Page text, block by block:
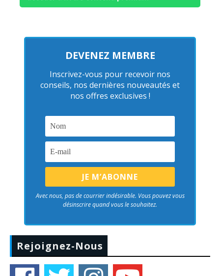
DEVENEZ MEMBRE
Inscrivez-vous pour recevoir nos
conseils, nos dernières nouveautés et
nos offres exclusives !
Avec nous, pas de courrier indésirable. Vous pouvez vous
désinscrire quand vous le souhaitez.
Rejoignez-Nous